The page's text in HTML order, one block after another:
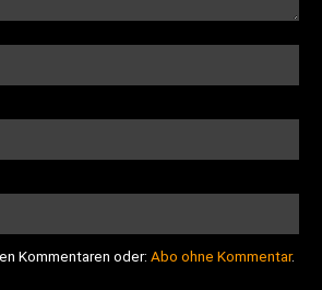
Kommentaren oder:Abo ohne Kommentar.